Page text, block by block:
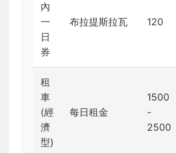
內
一
日
券
布拉提斯拉瓦 120
租
車
(經
濟
型)
每日租金
1500
-
2500